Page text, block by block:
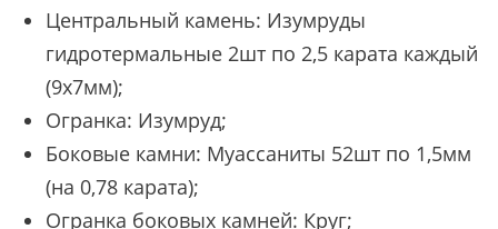
Центральный камень: Изумруды
гидротермальные 2шт по 2,5 карата каждый
(9х7мм);
Огранка: Изумруд;
Боковые камни: Муассаниты 52шт по 1,5мм
(на 0,78 карата);
Огранка боковых камней: Круг;